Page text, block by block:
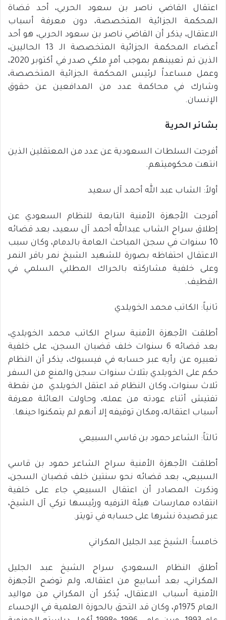
اعتقال القاضي ناصر بن سعود الحربي، أحد قضاة
المحكمة الجزائية المتخصصة، دون معرفة أسباب
الاعتقال، يذكر أن القاضي ناصر بن سعود الحربي، هو أحد
أعضاء المحكمة الجزائية المتخصصة الـ 13 الحاليين،
الذين تم تعيينهم بموجب أمرٍ ملكي صدر في أكتوبر 2020،
وعمل مساعداً لرئيس المحكمة الجزائية المتخصصة،
وشارك في محاكمة عدد من المدافعين عن حقوق
الإنسان.
بشائر الحرية
أفرجت السلطات السعودية عن عدد من المعتقلين الذين
انتهت محكوميتهم.
أولاً: الشاب عبد الله أحمد آل سعيد
أفرجت الأجهزة الأمنية التابعة للنظام السعودي عن
إطلاق سراح الشاب عبدالله أحمد آل سعيد، بعد قضائه
10 سنوات في سجن المباحث العامة بالدمام، وكان سبب
الاعتقال احتفاظه بصورة للشهيد الشيخ نمر باقر النمر
وعلى خلفية مشاركته بالحراك المطلبي السلمي في
القطيف.
ثانياً: الكاتب محمد الخويلدي
أطلقت الأجهزة الأمنية سراح الكاتب محمد الخويلدي،
بعد قضائه 6 سنوات خلف قضبان السجن، على خلفية
تعبيره عن رأيه عبر حسابه في فيسبوك، يذكر أن النظام
حكم على الخويلدي بثلاث سنوات سجن والمنع من السفر
ثلاث سنوات، وكان النظام قد اعتقل الخويلدي من نقطة
تفتيش أثناء عودته من عمله، وحاولت العائلة معرفة
أسباب اعتقاله، ومكان توقيفه إلا أنهم لم يتمكنوا حينها.
ثالثاً: الشاعر حمود بن قاسي السبيعي
أطلقت الأجهزة الأمنية سراح الشاعر حمود بن قاسي
السبيعي، بعد قضائه نحو سنتين خلف قضبان السجن،
وذكرت المصادر أن اعتقال السبيعي جاء على خلفية
انتقاده ممارسات هيئة الترفيه ورئيسها تركي آل الشيخ،
عبر قصيدة نشرها على حسابه في تويتر.
خامساً: الشيخ عبد الجليل المكراني
أطلق النظام السعودي سراح الشيخ عبد الجليل
المكراني، بعد أسابيع من اعتقاله، ولم توضح الأجهزة
الأمنية أسباب الاعتقال، يُذكر أن المكراني من مواليد
العام 1975م، وكان قد التحق بالحوزة العلمية في الإحساء